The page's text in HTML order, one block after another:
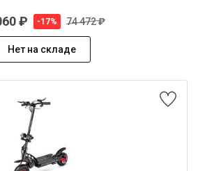
₽ -17% 74 472 ₽
Нет на складе